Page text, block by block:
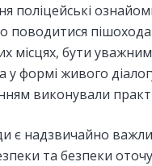
поліцейські
поводитися
місцях, бути
у формі живого
виконували
є надзвичайно
та безпеки